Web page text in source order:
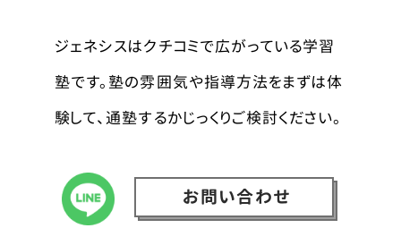
ジェネシスはクチコミで広がっている学習
塾です。塾の雰囲気や指導方法をまずは体
験して、通塾するかじっくりご検討ください。
お問い合わせ